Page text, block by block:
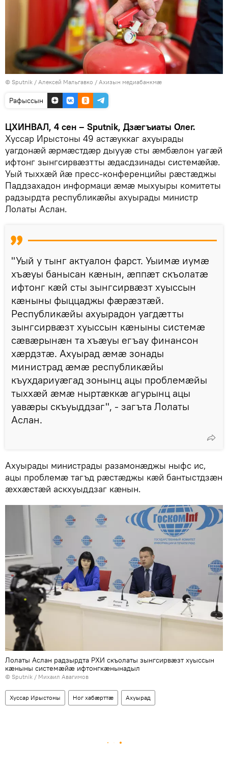
© Sputnik / Алексей Мальгавко / Ахизын медиабанкмæ
Рафыссын
ЦХИНВАЛ, 4 сен – Sputnik, Дзæгъиаты Олег.
Хуссар Ирыстоны 49 астæуккаг ахуырады
уагдонæй æрмæстдæр дыууæ сты æмбæлон уагæй
ифтонг зынгсирвæзтты æдасдзинады системæйæ.
Уый тыххæй йæ пресс-конференцийы рæстæджы
Паддзахадон информаци æмæ мыхуыры комитеты
радзырдта республикæйы ахуырады министр
Лолаты Аслан.
"Уый у тынг актуалон фарст. Уыимæ иумæ
хъæуы банысан кæнын, æппæт скъолатæ
ифтонг кæй сты зынгсирвæзт хуыссын
кæныны фыццаджы фæрæзтæй.
Республикæйы ахуырадон уагдæтты
зынгсирвæзт хуыссын кæныны системæ
сæвæрынæн та хъæуы егъау финансон
хæрдзтæ. Ахуырад æмæ зонады
министрад æмæ республикæйы
къухдариуæгад зонынц ацы проблемæйы
тыххæй æмæ ныртæккæ агурынц ацы
уавæры скъуыддзаг", - загъта Лолаты
Аслан.
Ахуырады министрады разамонæджы ныфс ис,
ацы проблемæ тагъд рæстæджы кæй бантыстдзæн
æххæстæй аскхуыддзаг кæнын.
Лолаты Аслан радзырдта РХИ скъолаты зынгсирвæзт хуыссын
кæныны системæйæ ифтонгкæнынадыл
© Sputnik / Михаил Авагимов
Хуссар Ирыстоны Ног хабӕрттӕ Ахуырад